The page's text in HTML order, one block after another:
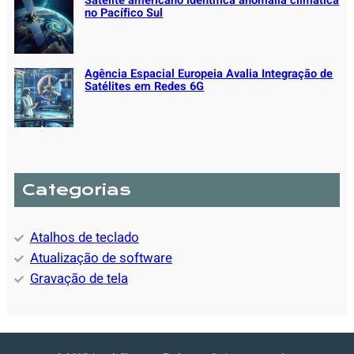
no Pacífico Sul
Agência Espacial Europeia Avalia Integração de
Satélites em Redes 6G
Categorias
Atalhos de teclado
Atualização de software
Gravação de tela